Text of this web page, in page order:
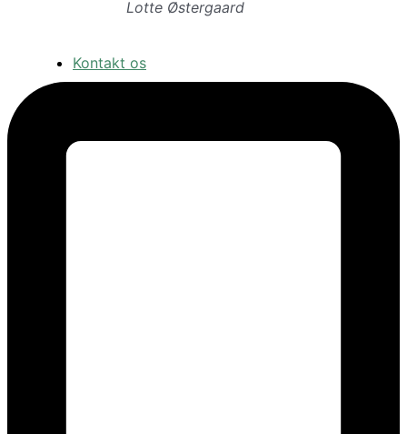
Lotte Østergaard
Kontakt os